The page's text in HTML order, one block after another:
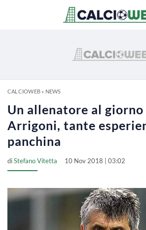
CALCIOWEB» NEWS
Un allenatore al
Arrigoni, tante
panchina
diStefano Vitetta 10 Nov 2018 | 03:02